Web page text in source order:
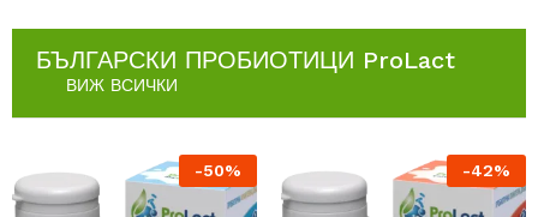
БЪЛГАРСКИ ПРОБИОТИЦИ ProLact
ВИЖ ВСИЧКИ
-50% -42%